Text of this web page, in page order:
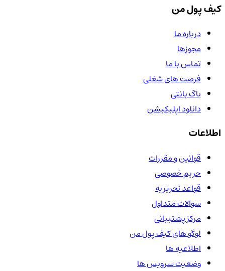
کیف پول من
درباره ما
مجوزها
تماس با ما
فرصت های شغلی
باگ بانتی
دانلود اپلیکیشن
اطلاعات
قوانین و مقررات
حریم خصوصی
قواعد تحریریه
سوالات متداول
مرکز پشتیبانی
لوگو های کیف پول من
اطلاعیه ها
وضعیت سرویس ها